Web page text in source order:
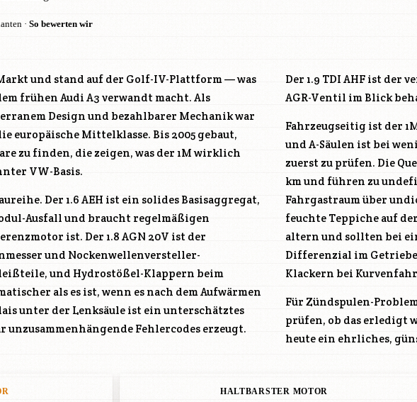
· So bewerten wir
und stand auf der Golf-IV-Plattform — was
frühen Audi A3 verwandt macht. Als
Design und bezahlbarer Mechanik war
europäische Mittelklasse. Bis 2005 gebaut,
zu finden, die zeigen, was der 1M wirklich
VW-Basis.
Der 1.6 AEH ist ein solides Basisaggregat,
Ausfall und braucht regelmäßigen
ist. Der 1.8 AGN 20V ist der
und Nockenwellenversteller-
und Hydrostößel-Klappern beim
als es ist, wenn es nach dem Aufwärmen
unter der Lenksäule ist ein unterschätztes
Fehlercodes erzeugt.
Der 1.9 TDI AHF ist der
AGR-Ventil im Blick
Fahrzeugseitig ist der
und A-Säulen ist bei
zuerst zu prüfen. Die
km und führen zu
Fahrgastraum über
feuchte Teppiche auf
altern und sollten bei
Differenzial im Getriebe
Klackern bei
Für Zündspulen-
prüfen, ob das erledigt
heute ein ehrliches,
HALTBARSTER MOTOR